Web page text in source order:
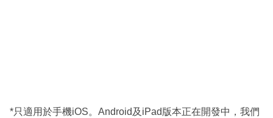
*只適用於手機iOS。Android及iPad版本正在開發中，我們